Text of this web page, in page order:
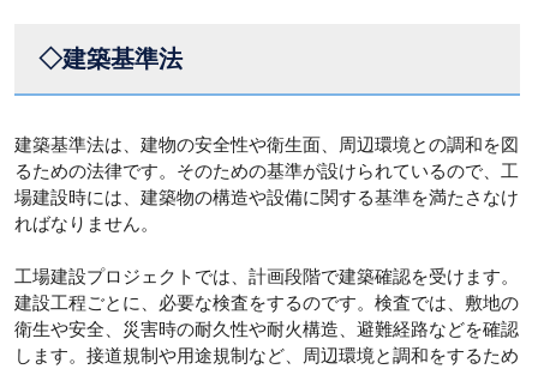
◇建築基準法
建築基準法は、建物の安全性や衛生面、周辺環境との調和を図
るための法律です。そのための基準が設けられているので、工
場建設時には、建築物の構造や設備に関する基準を満たさなけ
ればなりません。
工場建設プロジェクトでは、計画段階で建築確認を受けます。
建設工程ごとに、必要な検査をするのです。検査では、敷地の
衛生や安全、災害時の耐久性や耐火構造、避難経路などを確認
します。接道規制や用途規制など、周辺環境と調和をするため